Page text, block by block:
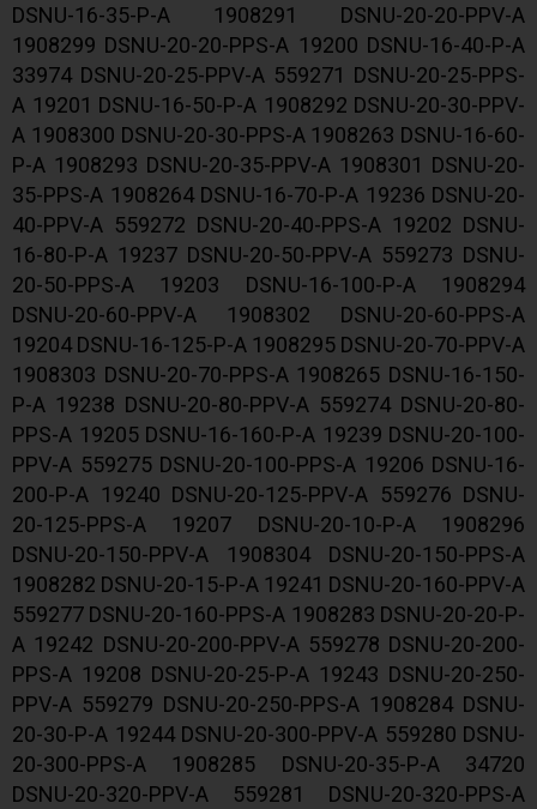
DSNU-16-35-P-A 1908291 DSNU-20-20-PPV-A
1908299 DSNU-20-20-PPS-A 19200 DSNU-16-40-P-A
33974 DSNU-20-25-PPV-A 559271 DSNU-20-25-PPS-
A 19201 DSNU-16-50-P-A 1908292 DSNU-20-30-PPV-
A 1908300 DSNU-20-30-PPS-A 1908263 DSNU-16-60-
P-A 1908293 DSNU-20-35-PPV-A 1908301 DSNU-20-
35-PPS-A 1908264 DSNU-16-70-P-A 19236 DSNU-20-
40-PPV-A 559272 DSNU-20-40-PPS-A 19202 DSNU-
16-80-P-A 19237 DSNU-20-50-PPV-A 559273 DSNU-
20-50-PPS-A 19203 DSNU-16-100-P-A 1908294
DSNU-20-60-PPV-A 1908302 DSNU-20-60-PPS-A
19204 DSNU-16-125-P-A 1908295 DSNU-20-70-PPV-A
1908303 DSNU-20-70-PPS-A 1908265 DSNU-16-150-
P-A 19238 DSNU-20-80-PPV-A 559274 DSNU-20-80-
PPS-A 19205 DSNU-16-160-P-A 19239 DSNU-20-100-
PPV-A 559275 DSNU-20-100-PPS-A 19206 DSNU-16-
200-P-A 19240 DSNU-20-125-PPV-A 559276 DSNU-
20-125-PPS-A 19207 DSNU-20-10-P-A 1908296
DSNU-20-150-PPV-A 1908304 DSNU-20-150-PPS-A
1908282 DSNU-20-15-P-A 19241 DSNU-20-160-PPV-A
559277 DSNU-20-160-PPS-A 1908283 DSNU-20-20-P-
A 19242 DSNU-20-200-PPV-A 559278 DSNU-20-200-
PPS-A 19208 DSNU-20-25-P-A 19243 DSNU-20-250-
PPV-A 559279 DSNU-20-250-PPS-A 1908284 DSNU-
20-30-P-A 19244 DSNU-20-300-PPV-A 559280 DSNU-
20-300-PPS-A 1908285 DSNU-20-35-P-A 34720
DSNU-20-320-PPV-A 559281 DSNU-20-320-PPS-A